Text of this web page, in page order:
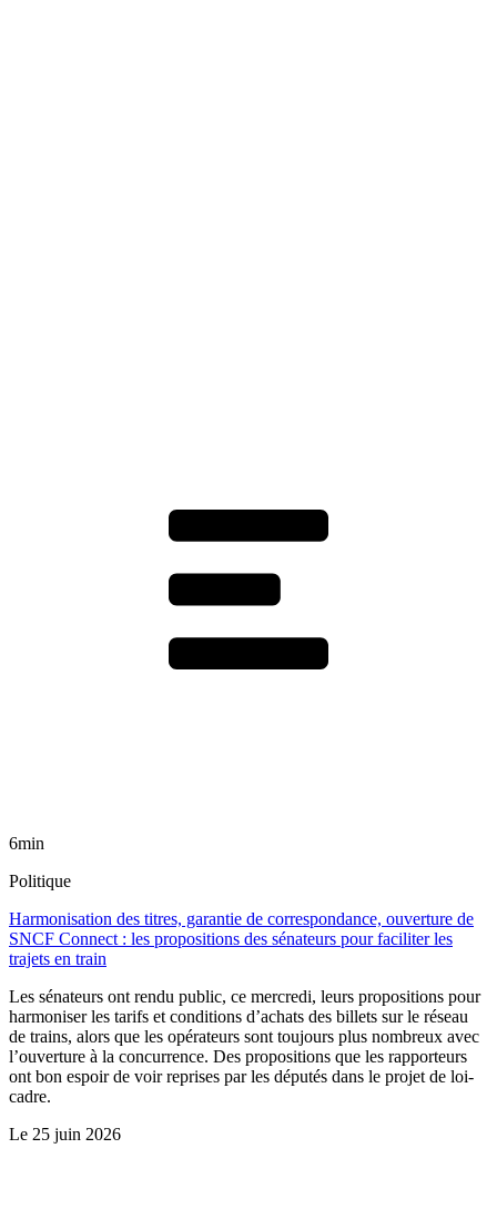
6min
Politique
Harmonisation des titres, garantie de correspondance, ouverture de
SNCF Connect : les propositions des sénateurs pour faciliter les
trajets en train
Les sénateurs ont rendu public, ce mercredi, leurs propositions pour
harmoniser les tarifs et conditions d’achats des billets sur le réseau
de trains, alors que les opérateurs sont toujours plus nombreux avec
l’ouverture à la concurrence. Des propositions que les rapporteurs
ont bon espoir de voir reprises par les députés dans le projet de loi-
cadre.
Le 25 juin 2026